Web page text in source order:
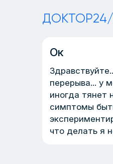
Ок
перерыва... у
иногда тянет
симптомы
что делать я